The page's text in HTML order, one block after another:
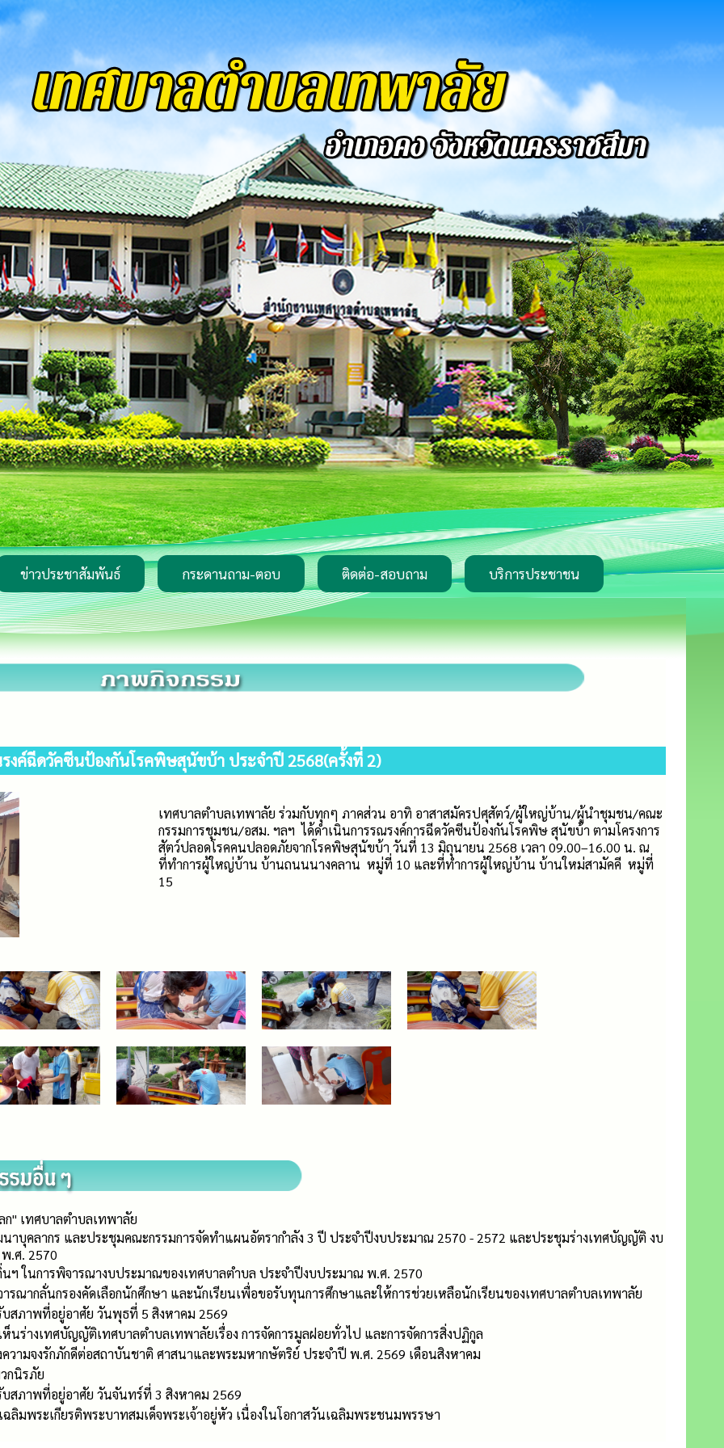
ข่าวประชาสัมพันธ์ กระดานถาม-ตอบ ติดต่อ-สอบถาม บริการประชาชน
งค์ฉีดวัคซีนป้องกันโรคพิษสุนัขบ้า ประจำปี 2568(ครั้งที่ 2)
เทศบาลตำบลเทพาลัย ร่วมกับทุกๆ ภาคส่วน อาทิ อาสาสมัครปศุสัตว์/ผู้ใหญ่บ้าน/ผู้นำชุมชน/คณะ
กรรมการชุมชน/อสม. ฯลฯ ได้ดำเนินการรณรงค์การฉีดวัคซีนป้องกันโรคพิษ สุนัขบ้า ตามโครงการ
สัตว์ปลอดโรคคนปลอดภัยจากโรคพิษสุนัขบ้า วันที่ 13 มิถุนายน 2568 เวลา 09.00–16.00 น. ณ
ที่ทำการผู้ใหญ่บ้าน บ้านถนนนางคลาน หมู่ที่ 10 และที่ทำการผู้ใหญ่บ้าน บ้านใหม่สามัคคี หมู่ที่
15
" เทศบาลตำบลเทพาลัย
บุคลากร และประชุมคณะกรรมการจัดทำแผนอัตรากำลัง 3 ปี ประจำปีงบประมาณ 2570 - 2572 และประชุมร่างเทศบัญญัติ งบ
.ศ. 2570
ฯ ในการพิจารณางบประมาณของเทศบาลตำบล ประจำปีงบประมาณ พ.ศ. 2570
รณากลั่นกรองคัดเลือกนักศึกษา และนักเรียนเพื่อขอรับทุนการศึกษาและให้การช่วยเหลือนักเรียนของเทศบาลตำบลเทพาลัย
สภาพที่อยู่อาศัย วันพุธที่ 5 สิงหาคม 2569
ร่างเทศบัญญัติเทศบาลตำบลเทพาลัยเรื่อง การจัดการมูลฝอยทั่วไป และการจัดการสิ่งปฏิกูล
ความจงรักภักดีต่อสถาบันชาติ ศาสนาและพระมหากษัตริย์ ประจำปี พ.ศ. 2569 เดือนสิงหาคม
กนิรภัย
สภาพที่อยู่อาศัย วันจันทร์ที่ 3 สิงหาคม 2569
ลิมพระเกียรติพระบาทสมเด็จพระเจ้าอยู่หัว เนื่องในโอกาสวันเฉลิมพระชนมพรรษา